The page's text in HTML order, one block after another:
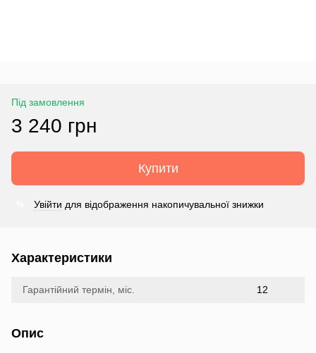
Під замовлення
3 240 грн
Купити
Увійти для відображення накопичувальної знижки
Характеристики
Гарантійний термін, міс. 12
Опис